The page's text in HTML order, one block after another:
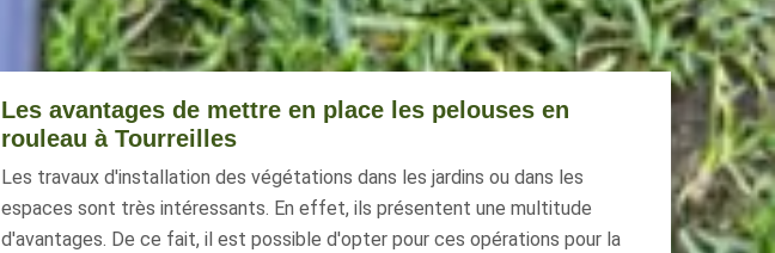
Les avantages de mettre en place les pelouses en
rouleau à Tourreilles
Les travaux d'installation des végétations dans les jardins ou dans les
espaces sont très intéressants. En effet, ils présentent une multitude
d'avantages. De ce fait, il est possible d'opter pour ces opérations pour la